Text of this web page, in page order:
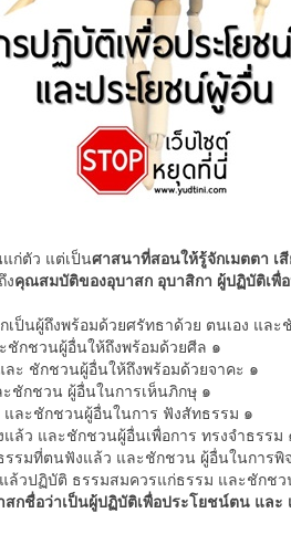
ก่ตัว แต่เป็นศาสนาที่สอนให้รู้จักเมตตา เ
งคุณสมบัติของอุบาสก อุบาสิกา ผู้ปฏิบัติเพื่
ป็นผู้ถึงพร้อมด้วยศรัทธาด้วย ตนเอง แล
ชักชวนผู้อื่นให้ถึงพร้อมด้วยศีล ๑
ละ ชักชวนผู้อื่นให้ถึงพร้อมด้วยจาคะ ๑
ะชักชวน ผู้อื่นในการเห็นภิกษุ ๑
และชักชวนผู้อื่นในการ ฟังสัทธรรม ๑
ล้ว และชักชวนผู้อื่นเพื่อการ ทรงจำธรรม
รรมที่ตนฟังแล้ว และชักชวน ผู้อื่นในการ
แล้วปฏิบัติ ธรรมสมควรแก่ธรรม และชัก
สกชื่อว่าเป็นผู้ปฏิบัติเพื่อประโยชน์ตน และ